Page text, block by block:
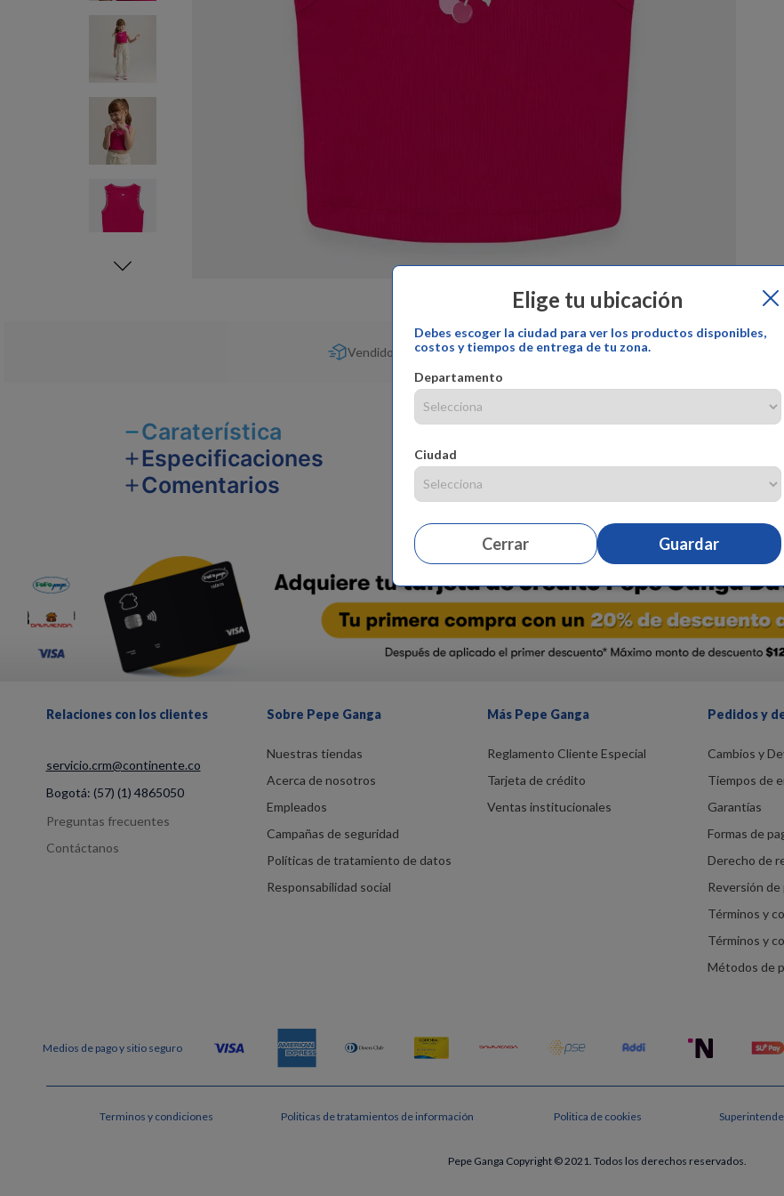
Elige tu ubicación
Debes escoger la ciudad para ver los productos disponibles,
costos y tiempos de entrega de tu zona.
Departamento
Ciudad
Cerrar Guardar
Vendido por:offcorss Cambios y devoluciones:offcorss Garantía del
Caraterística
Especificaciones
Comentarios
Camiseta manga sisa en tejido de punto silueta ajustada, ideal
bordado y estampado Composición: 96% algodón 4% elastano.
Relaciones con los clientes
servicio.crm@continente.co
Bogotá: (57) (1) 4865050
Preguntas frecuentes
Contáctanos
Sobre Pepe Ganga
Nuestras tiendas
Acerca de nosotros
Empleados
Campañas de seguridad
Políticas de tratamiento de datos
Responsabilidad social
Más Pepe Ganga
Reglamento Cliente Especial
Tarjeta de crédito
Ventas institucionales
Pedidos y
Cambios y
Tiempos de
Garantías
Formas de
Derecho de
Reversión de
Términos y
Términos y
Métodos de
Terminos y condiciones Politicas de tratamientos de información Politica de cookies
Pepe Ganga Copyright © 2021. Todos los derechos reservados.